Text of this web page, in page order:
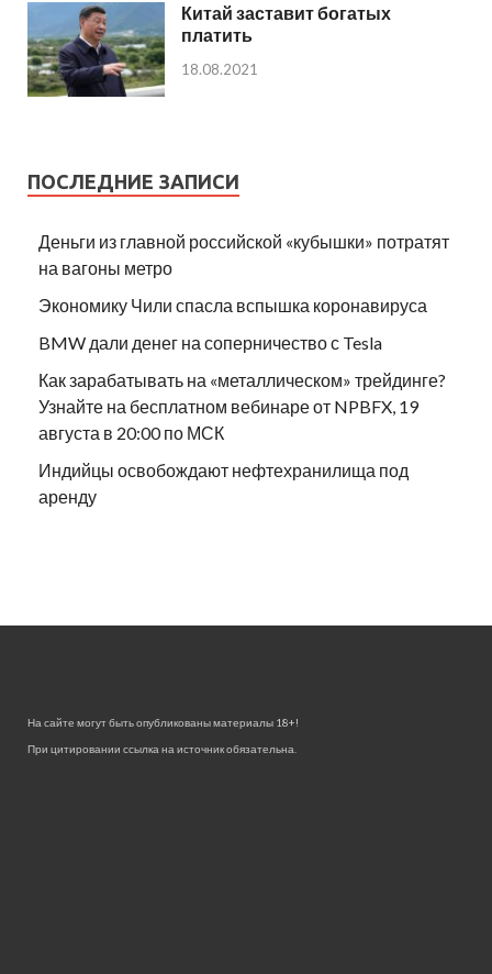
Китай заставит богатых
платить
18.08.2021
ПОСЛЕДНИЕ ЗАПИСИ
Деньги из главной российской «кубышки» потратят
на вагоны метро
Экономику Чили спасла вспышка коронавируса
BMW дали денег на соперничество с Tesla
Как зарабатывать на «металлическом» трейдинге?
Узнайте на бесплатном вебинаре от NPBFX, 19
августа в 20:00 по МСК
Индийцы освобождают нефтехранилища под
аренду
На сайте могут быть опубликованы материалы 18+!
При цитировании ссылка на источник обязательна.